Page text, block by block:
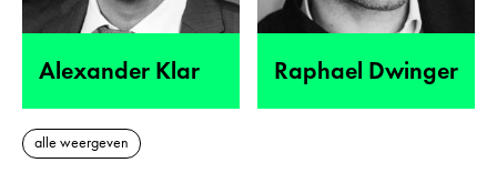
Alexander Klar Raphael Dwinger
alle weergeven